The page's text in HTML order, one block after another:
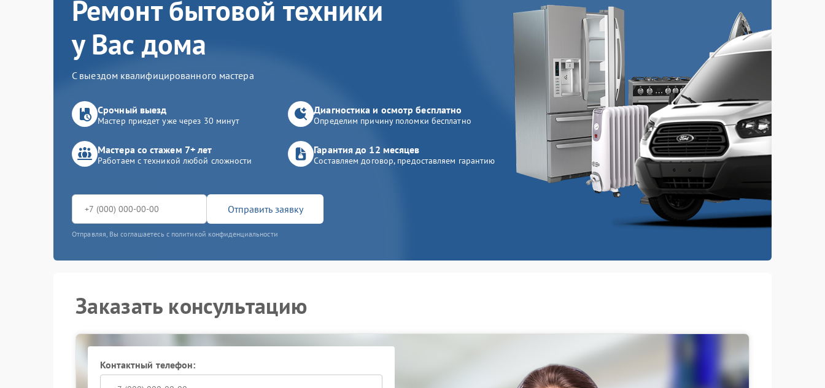
Ремонт бытовой техники
у Вас дома
С выездом квалифицированного мастера
Срочный выезд
Мастер приедет уже через 30 минут
Диагностика и осмотр бесплатно
Определим причину поломки бесплатно
Мастера со стажем 7+ лет
Работаем с техникой любой сложности
Гарантия до 12 месяцев
Составляем договор, предоставляем гарантию
Отправить заявку
Отправляя, Вы соглашаетесь с политикой конфиденциальности
Заказать консультацию
Контактный телефон: